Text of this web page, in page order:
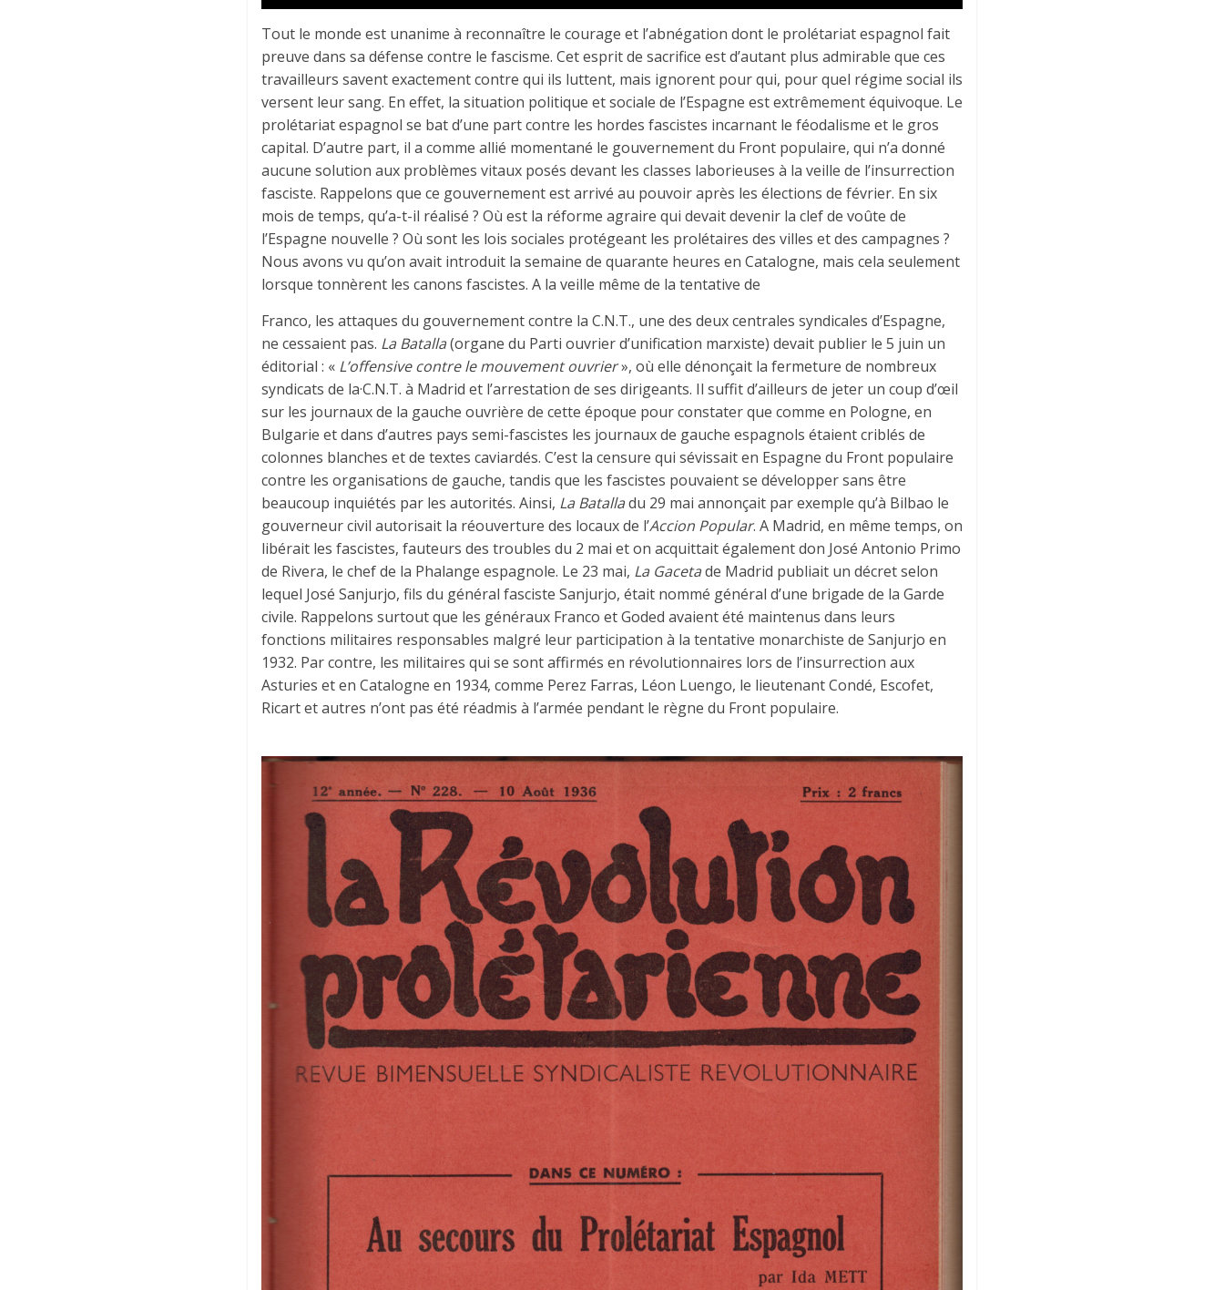
Tout le monde est unanime à reconnaître le courage et l’abnégation dont le prolétariat espagnol fait
preuve dans sa défense contre le fascisme. Cet esprit de sacrifice est d’autant plus admirable que ces
travailleurs savent exactement contre qui ils luttent, mais ignorent pour qui, pour quel régime social ils
versent leur sang. En effet, la situation politique et sociale de l’Espagne est extrêmement équivoque. Le
prolétariat espagnol se bat d’une part contre les hordes fascistes incarnant le féodalisme et le gros
capital. D’autre part, il a comme allié momentané le gouvernement du Front populaire, qui n’a donné
aucune solution aux problèmes vitaux posés devant les classes laborieuses à la veille de l’insurrection
fasciste. Rappelons que ce gouvernement est arrivé au pouvoir après les élections de février. En six
mois de temps, qu’a-t-il réalisé ? Où est la réforme agraire qui devait devenir la clef de voûte de
l’Espagne nouvelle ? Où sont les lois sociales protégeant les prolétaires des villes et des campagnes ?
Nous avons vu qu’on avait introduit la semaine de quarante heures en Catalogne, mais cela seulement
lorsque tonnèrent les canons fascistes. A la veille même de la tentative de
Franco, les attaques du gouvernement contre la C.N.T., une des deux centrales syndicales d’Espagne,
ne cessaient pas. La Batalla(organe du Parti ouvrier d’unification marxiste) devait publier le 5 juin un
éditorial : « L’offensive contre le mouvement ouvrier», où elle dénonçait la fermeture de nombreux
syndicats de la·C.N.T. à Madrid et l’arrestation de ses dirigeants. Il suffit d’ailleurs de jeter un coup d’œil
sur les journaux de la gauche ouvrière de cette époque pour constater que comme en Pologne, en
Bulgarie et dans d’autres pays semi-fascistes les journaux de gauche espagnols étaient criblés de
colonnes blanches et de textes caviardés. C’est la censure qui sévissait en Espagne du Front populaire
contre les organisations de gauche, tandis que les fascistes pouvaient se développer sans être
beaucoup inquiétés par les autorités. Ainsi, La Batalladu 29 mai annonçait par exemple qu’à Bilbao le
gouverneur civil autorisait la réouverture des locaux de l’Accion Popular. A Madrid, en même temps, on
libérait les fascistes, fauteurs des troubles du 2 mai et on acquittait également don José Antonio Primo
de Rivera, le chef de la Phalange espagnole. Le 23 mai, La Gacetade Madrid publiait un décret selon
lequel José Sanjurjo, fils du général fasciste Sanjurjo, était nommé général d’une brigade de la Garde
civile. Rappelons surtout que les généraux Franco et Goded avaient été maintenus dans leurs
fonctions militaires responsables malgré leur participation à la tentative monarchiste de Sanjurjo en
1932. Par contre, les militaires qui se sont affirmés en révolutionnaires lors de l’insurrection aux
Asturies et en Catalogne en 1934, comme Perez Farras, Léon Luengo, le lieutenant Condé, Escofet,
Ricart et autres n’ont pas été réadmis à l’armée pendant le règne du Front populaire.